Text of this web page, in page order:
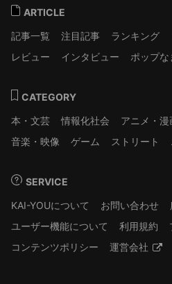
ARTICLE
記事一覧
注目記事 ランキング
レビュー
インタビュー ポップ
CATEGORY
本・文芸
情報化社会 アニメ・漫
音楽・映像
ゲーム ストリート
SERVICE
KAI-YOUについて
お問い合わせ
ユーザー機能について
利用規約
コンテンツポリシー
運営会社